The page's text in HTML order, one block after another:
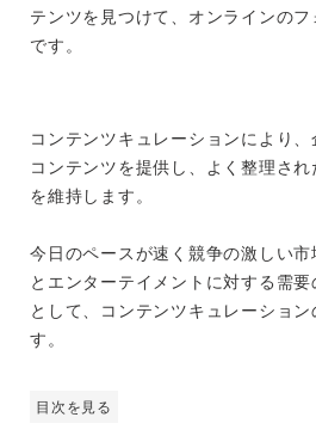
テンツを見つけて、オンラインの
です。
コンテンツキュレーションにより
コンテンツを提供し、よく整理さ
を維持します。
今日のペースが速く競争の激しい
とエンターテイメントに対する需
として、コンテンツキュレーショ
す。
目次を見る